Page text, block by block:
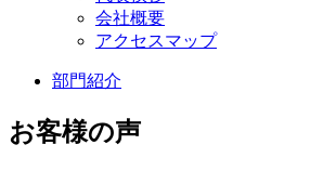
会社概要
アクセスマップ
部門紹介
お客様の声